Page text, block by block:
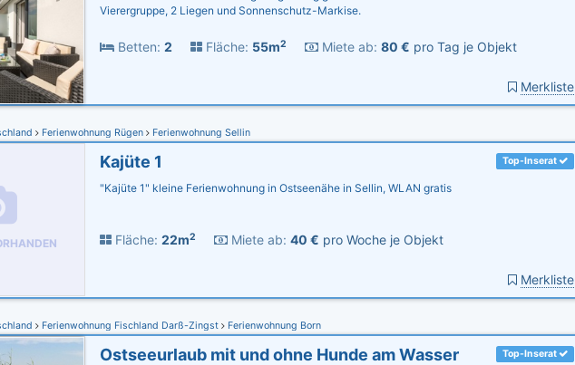
Vierergruppe, 2 Liegen und Sonnenschutz-Markise.
Betten: 2 Fläche: 55m2 Miete ab: 80 € pro Tag je Objekt
Merkliste
Ferienwohnung Rügen Ferienwohnung Sellin
Top-Inserat
Kajüte 1
"Kajüte 1" kleine Ferienwohnung in Ostseenähe in Sellin, WLAN gratis
Fläche: 22m2 Miete ab: 40 € pro Woche je Objekt
Merkliste
Ferienwohnung Fischland Darß-Zingst Ferienwohnung Born
Top-Inserat
Ostseeurlaub mit und ohne Hunde am Wasser